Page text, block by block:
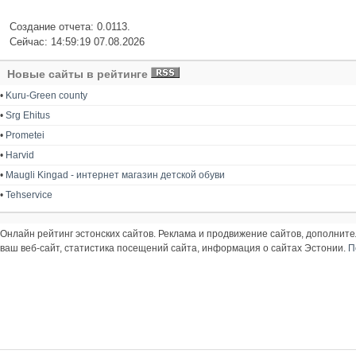
Создание отчета: 0.0113.
Сейчас: 14:59:19 07.08.2026
Новые сайты в рейтинге
• Kuru-Green county
• Srg Ehitus
• Prometei
• Harvid
• Maugli Kingad - интернет магазин детской обуви
• Tehservice
Онлайн рейтинг эстонских сайтов. Реклама и продвижение сайтов,
ваш веб-сайт, статистика посещений сайта, информация о сайтах Эстонии.